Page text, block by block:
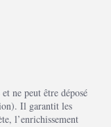
ne peut être déposé
Il garantit les
l’enrichissement